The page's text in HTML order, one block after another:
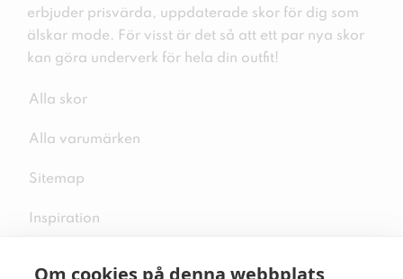
Om cookies på denna webbplats
erbjuder prisvärda, uppdaterade skor för dig som
älskar mode. För visst är det så att ett par nya skor
kan göra underverk för hela din outfit!
Alla skor
Alla varumärken
Sitemap
Inspiration